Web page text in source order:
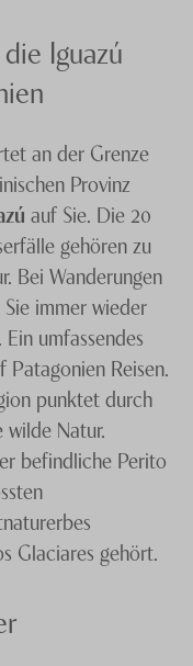
Iguazú
an der Grenze
Provinz
auf Sie. Die 20
gehören zu
Bei Wanderungen
immer wieder
umfassendes
Reisen.
punktet durch
wilde Natur.
befindliche Perito
Glaciares gehört.